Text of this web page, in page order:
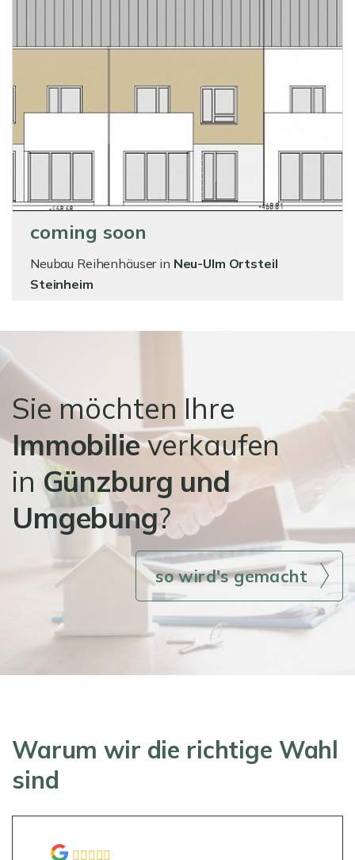
coming soon
Neubau Reihenhäuser in Neu-Ulm Ortsteil
Steinheim
Sie möchten Ihre
Immobilieverkaufen
in Günzburg und
Umgebung?
so wird's gemacht
Warum wir die richtige Wahl
sind